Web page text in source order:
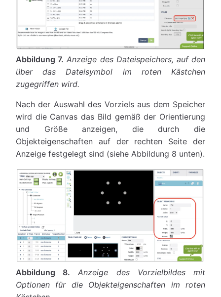
Abbildung 7. Anzeige des Dateispeichers, auf den
über das Dateisymbol im roten Kästchen
zugegriffen wird.
Nach der Auswahl des Vorziels aus dem Speicher
wird die Canvas das Bild gemäß der Orientierung
und Größe anzeigen, die durch die
Objekteigenschaften auf der rechten Seite der
Anzeige festgelegt sind (siehe Abbildung 8 unten).
Abbildung 8.
Anzeige des Vorzielbildes mit
Optionen für die Objekteigenschaften im roten